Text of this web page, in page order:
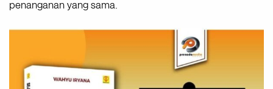
penanganan yang sama.